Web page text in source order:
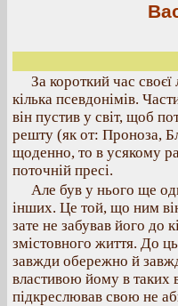
За короткий час своєї
кілька псевдонімів.
він пустив у світ, щоб
решту (як от: Проноза,
щоденно, то в усякому
поточній пресі.
Але був у нього ще
інших. Це той, що ним
зате не забував його до
змістовного життя. До
завжди обережно й
властивою йому в таких
підкреслював свою не